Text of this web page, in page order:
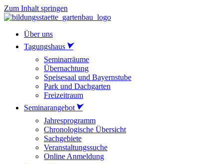
Zum Inhalt springen
Über uns
Tagungshaus
Seminarräume
Übernachtung
Speisesaal und Bayernstube
Park und Dachgarten
Freizeitraum
Seminarangebot
Jahresprogramm
Chronologische Übersicht
Sachgebiete
Veranstaltungssuche
Online Anmeldung